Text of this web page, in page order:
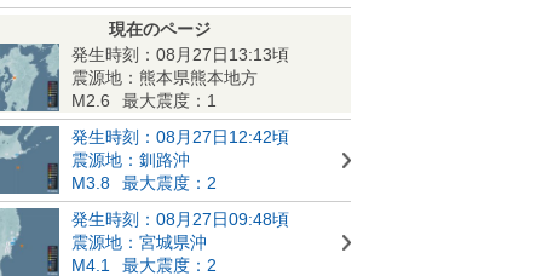
現在のページ
発生時刻：08月27日13:13頃
震源地：熊本県熊本地方
M2.6
最大震度：1
発生時刻：08月27日12:42頃
震源地：釧路沖
M3.8
最大震度：2
発生時刻：08月27日09:48頃
震源地：宮城県沖
M4.1
最大震度：2